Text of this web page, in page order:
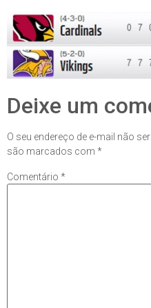
Deixe um
O seu endereço de e-mail não
são marcados com *
Comentário *